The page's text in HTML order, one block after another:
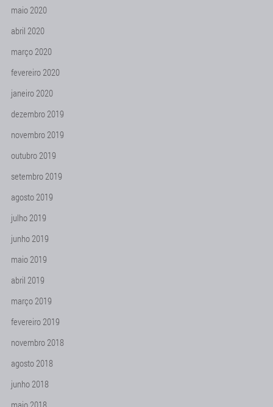
maio 2020
abril 2020
março 2020
fevereiro 2020
janeiro 2020
dezembro 2019
novembro 2019
outubro 2019
setembro 2019
agosto 2019
julho 2019
junho 2019
maio 2019
abril 2019
março 2019
fevereiro 2019
novembro 2018
agosto 2018
junho 2018
maio 2018